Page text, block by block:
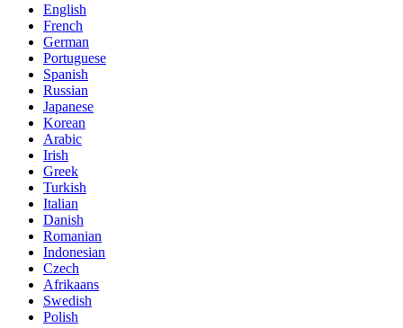
English
French
German
Portuguese
Spanish
Russian
Japanese
Korean
Arabic
Irish
Greek
Turkish
Italian
Danish
Romanian
Indonesian
Czech
Afrikaans
Swedish
Polish